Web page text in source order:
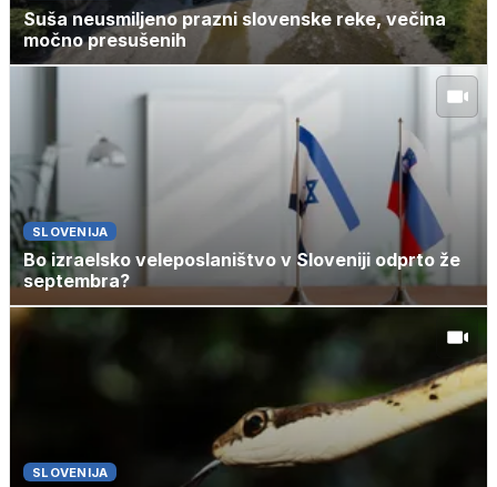
Suša neusmiljeno prazni slovenske reke, večina
močno presušenih
SLOVENIJA
Bo izraelsko veleposlaništvo v Sloveniji odprto že
septembra?
SLOVENIJA